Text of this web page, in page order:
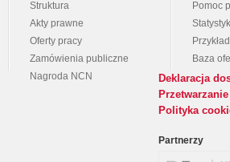
Struktura
Akty prawne
Oferty pracy
Zamówienia publiczne
Nagroda NCN
Pomoc
Baza
Deklaracja
Polityka
Partnerzy